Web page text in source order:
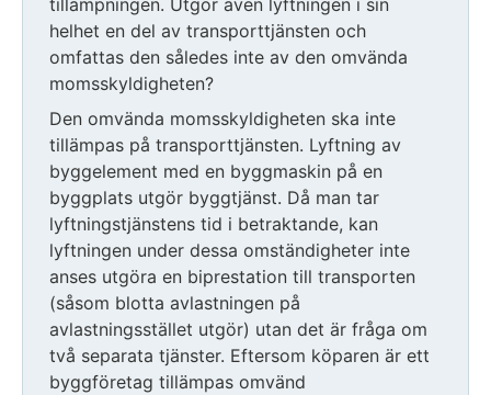
tillämpningen. Utgör även lyftningen i sin
helhet en del av transporttjänsten och
omfattas den således inte av den omvända
momsskyldigheten?
Den omvända momsskyldigheten ska inte
tillämpas på transporttjänsten. Lyftning av
byggelement med en byggmaskin på en
byggplats utgör byggtjänst. Då man tar
lyftningstjänstens tid i betraktande, kan
lyftningen under dessa omständigheter inte
anses utgöra en biprestation till transporten
(såsom blotta avlastningen på
avlastningsstället utgör) utan det är fråga om
två separata tjänster. Eftersom köparen är ett
byggföretag tillämpas omvänd